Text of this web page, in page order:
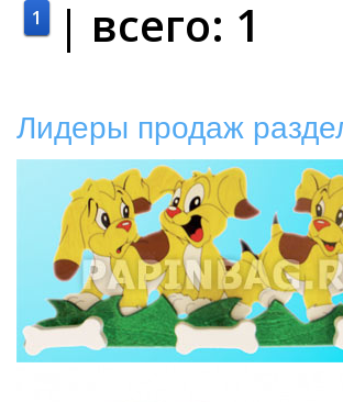
1 | всего: 1
Лидеры продаж